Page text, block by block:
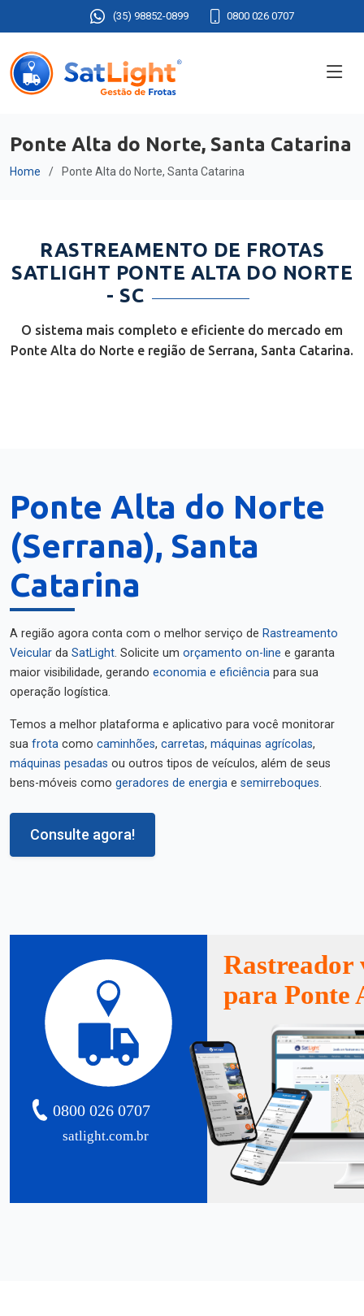
(35) 98852-0899 0800 026 0707
Ponte Alta do Norte, Santa Catarina
Home Ponte Alta do Norte, Santa Catarina
RASTREAMENTO DE FROTAS
SATLIGHT PONTE ALTA DO NORTE
- SC
O sistema mais completo e eficiente do mercado em
Ponte Alta do Norte e região de Serrana, Santa Catarina.
Ponte Alta do Norte
(Serrana), Santa
Catarina
A região agora conta com o melhor serviço de Rastreamento
Veicular da SatLight. Solicite um orçamento on-line e garanta
maior visibilidade, gerando economia e eficiência para sua
operação logística.
Temos a melhor plataforma e aplicativo para você monitorar
sua frota como caminhões, carretas, máquinas agrícolas,
máquinas pesadas ou outros tipos de veículos, além de seus
bens-móveis como geradores de energia e semirreboques.
Consulte agora!
satlight.com.br
0800 026 0707
Rastreador
para Ponte